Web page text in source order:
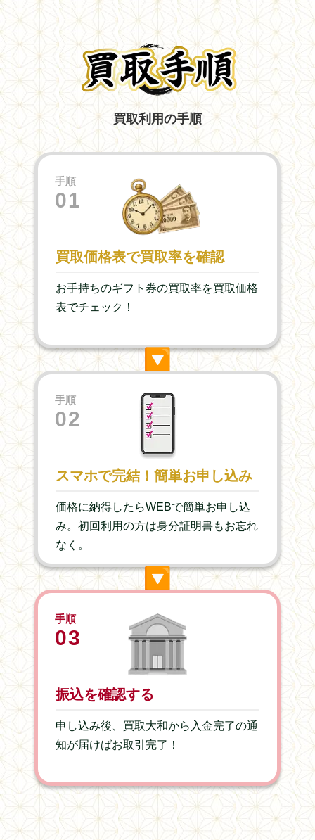
買取利用の手順
手順
01
買取価格表で買取率を確認
お手持ちのギフト券の買取率を買取価格
表でチェック！
▶︎
手順
02
スマホで完結！簡単お申し込み
価格に納得したらWEBで簡単お申し込
み。初回利用の方は身分証明書もお忘れ
なく。
▶︎
手順
03
振込を確認する
申し込み後、買取大和から入金完了の通
知が届けばお取引完了！